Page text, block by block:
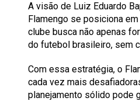
A visão de Luiz Eduardo
Flamengo se posiciona
clube busca não apenas
do futebol brasileiro, sem
Com essa estratégia, o
cada vez mais
planejamento sólido pode